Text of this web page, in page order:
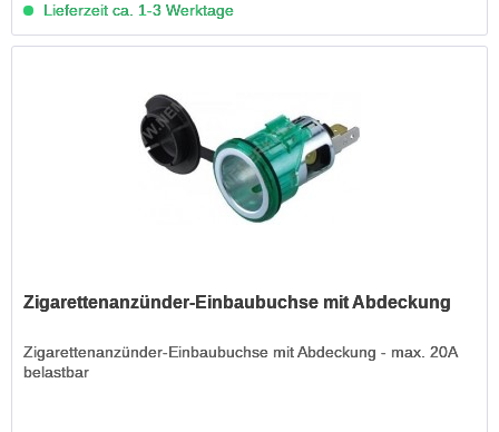
Lieferzeit ca. 1-3 Werktage
Zigarettenanzünder-Einbaubuchse mit Abdeckung
Zigarettenanzünder-Einbaubuchse mit Abdeckung - max. 20A
belastbar